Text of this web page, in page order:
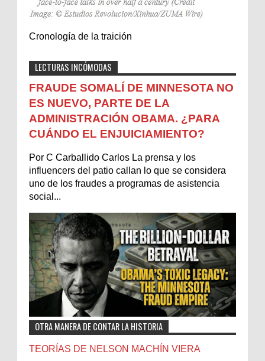
Cronología de la traición
LECTURAS INCÓMODAS
FRAUDE SOMALÍ DE MINNESOTA NO
ES NUEVO, PARTE DE LA
ADMINISTRACIÓN OBAMA. ¿PARA
CUÁNDO EL ENJUICIAMIENTO?
Por C Carballido Carlos La prensa y los
influencers del patio callan lo que se considera
uno de los fraudes a programas de asistencia
social...
OTRA MANERA DE CONTAR LA HISTORIA
TEORÍAS DE NELSON MACHÍN VIERA